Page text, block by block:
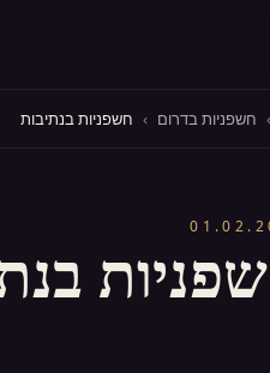
› חשפניות בדרום › חשפניות בנתיבות